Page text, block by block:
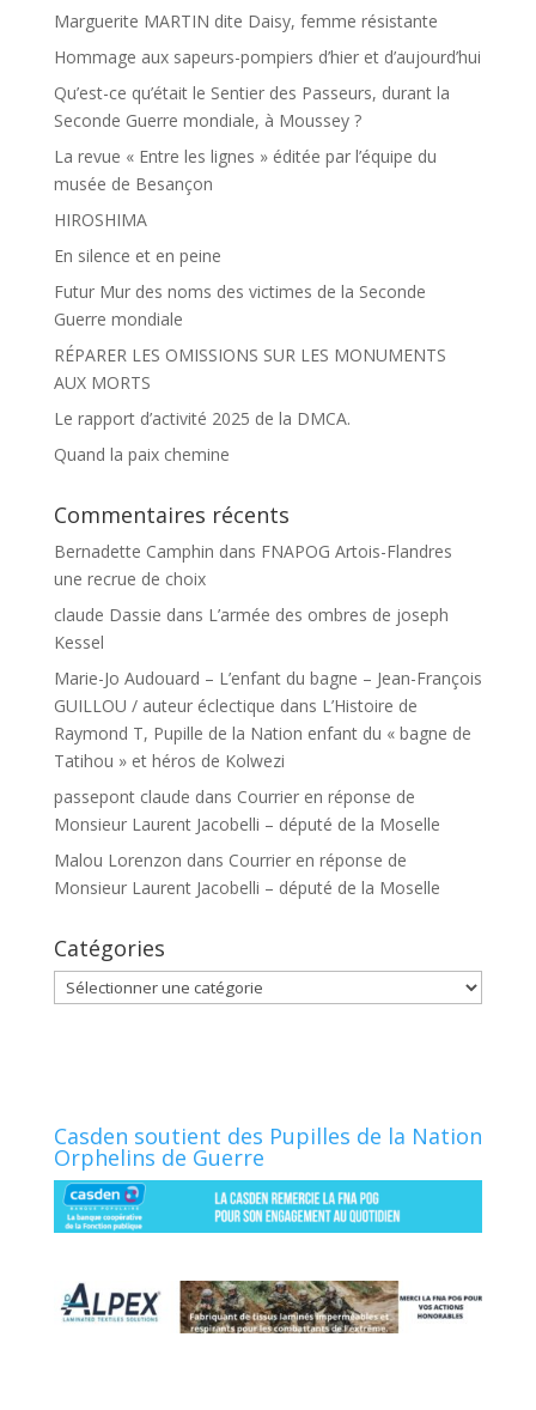
Marguerite MARTIN dite Daisy, femme résistante
Hommage aux sapeurs-pompiers d’hier et d’aujourd’hui
Qu’est-ce qu’était le Sentier des Passeurs, durant la
Seconde Guerre mondiale, à Moussey ?
La revue « Entre les lignes » éditée par l’équipe du
musée de Besançon
HIROSHIMA
En silence et en peine
Futur Mur des noms des victimes de la Seconde
Guerre mondiale
RÉPARER LES OMISSIONS SUR LES MONUMENTS
AUX MORTS
Le rapport d’activité 2025 de la DMCA.
Quand la paix chemine
Commentaires récents
Bernadette Camphin dans FNAPOG Artois-Flandres
une recrue de choix
claude Dassie dans L’armée des ombres de joseph
Kessel
Marie-Jo Audouard – L’enfant du bagne – Jean-François
GUILLOU / auteur éclectique dans L’Histoire de
Raymond T, Pupille de la Nation enfant du « bagne de
Tatihou » et héros de Kolwezi
passepont claude dans Courrier en réponse de
Monsieur Laurent Jacobelli – député de la Moselle
Malou Lorenzon dans Courrier en réponse de
Monsieur Laurent Jacobelli – député de la Moselle
Catégories
Catégories
Casden soutient des Pupilles de la Nation
Orphelins de Guerre